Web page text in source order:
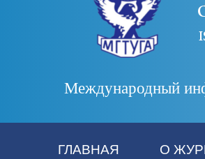
Международный
ГЛАВНАЯ О